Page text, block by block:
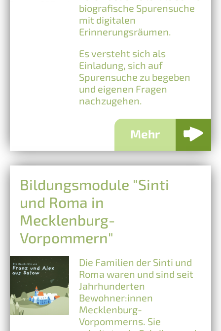
biografische Spurensuche
mit digitalen
Erinnerungsräumen.
Es versteht sich als
Einladung, sich auf
Spurensuche zu begeben
und eigenen Fragen
nachzugehen.
Mehr
Bildungsmodule "Sinti
und Roma in
Mecklenburg-
Vorpommern"
Die Familien der Sinti und
Roma waren und sind seit
Jahrhunderten
Bewohner:innen
Mecklenburg-
Vorpommerns. Sie